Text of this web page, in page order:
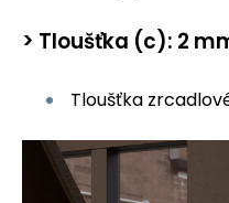
> Tloušťka (c): 2
Tloušťka